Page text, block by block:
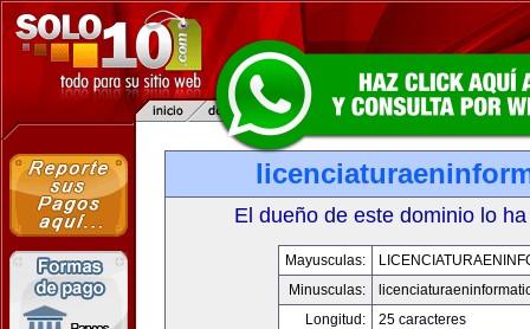
El dueño de este dominio lo
Mayusculas:
Minusculas:
Longitud:
25 caracteres